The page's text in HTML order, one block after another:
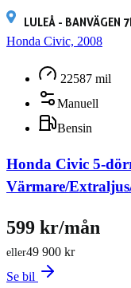
LULEÅ - BANVÄGEN
Honda Civic, 2008
22587 mil
Manuell
Bensin
Honda Civic 5-
Värmare/
49 900 kr
eller
599 kr/mån
Se bil